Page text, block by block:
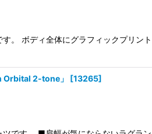
。 ボディ全体にグラフィックプリ
Orbital 2-tone」 [13265]